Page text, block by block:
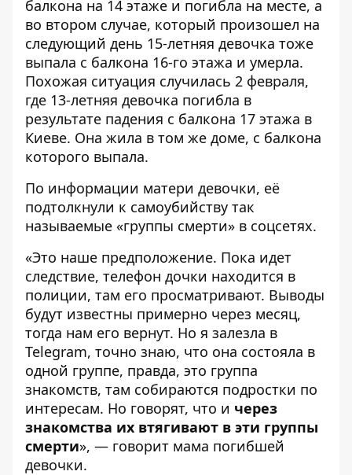
балкона на 14 этаже и погибла на месте, а
во втором случае, который произошел на
следующий день 15-летняя девочка тоже
выпала с балкона 16-го этажа и умерла.
Похожая ситуация случилась 2 февраля,
где 13-летняя девочка погибла в
результате падения с балкона 17 этажа в
Киеве. Она жила в том же доме, с балкона
которого выпала.
По информации матери девочки, её
подтолкнули к самоубийству так
называемые «группы смерти» в соцсетях.
«Это наше предположение. Пока идет
следствие, телефон дочки находится в
полиции, там его просматривают. Выводы
будут известны примерно через месяц,
тогда нам его вернут. Но я залезла в
Telegram, точно знаю, что она состояла в
одной группе, правда, это группа
знакомств, там собираются подростки по
интересам. Но говорят, что и через
знакомства их втягивают в эти группы
смерти», — говорит мама погибшей
девочки.